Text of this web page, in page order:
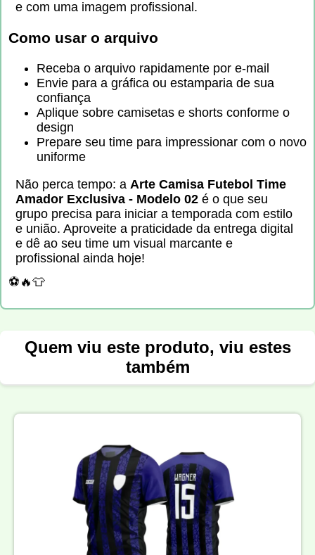
e com uma imagem profissional.
Como usar o arquivo
Receba o arquivo rapidamente por e-mail
Envie para a gráfica ou estamparia de sua
confiança
Aplique sobre camisetas e shorts conforme o
design
Prepare seu time para impressionar com o novo
uniforme
Não perca tempo: a Arte Camisa Futebol Time
Amador Exclusiva - Modelo 02 é o que seu
grupo precisa para iniciar a temporada com estilo
e união. Aproveite a praticidade da entrega digital
e dê ao seu time um visual marcante e
profissional ainda hoje!
⚽🔥👕
Quem viu este produto, viu estes
também